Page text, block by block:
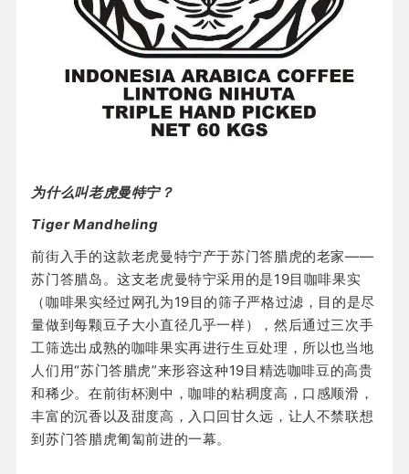
为什么叫老虎曼特宁？
Tiger Mandheling
前街入手的这款老虎曼特宁产于苏门答腊虎的老家——
苏门答腊岛。这支老虎曼特宁采用的是19目咖啡果实
（咖啡果实经过网孔为19目的筛子严格过滤，目的是尽
量做到每颗豆子大小直径几乎一样），然后通过三次手
工筛选出成熟的咖啡果实再进行生豆处理，所以也当地
人们用“苏门答腊虎”来形容这种19目精选咖啡豆的高贵
和稀少。在前街杯测中，咖啡的粘稠度高，口感顺滑，
丰富的沉香以及甜度高，入口回甘久远，让人不禁联想
到苏门答腊虎匍匐前进的一幕。